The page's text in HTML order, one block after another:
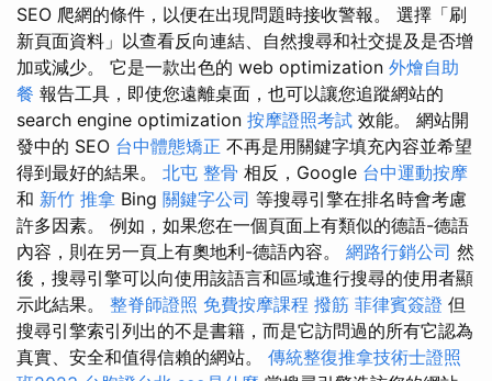
SEO 爬網的條件，以便在出現問題時接收警報。 選擇「刷
新頁面資料」以查看反向連結、自然搜尋和社交提及是否增
加或減少。 它是一款出色的 web optimization 外燴自助
餐 報告工具，即使您遠離桌面，也可以讓您追蹤網站的
search engine optimization 按摩證照考試 效能。 網站開
發中的 SEO 台中體態矯正 不再是用關鍵字填充內容並希望
得到最好的結果。 北屯 整骨 相反，Google 台中運動按摩
和 新竹 推拿 Bing 關鍵字公司 等搜尋引擎在排名時會考慮
許多因素。 例如，如果您在一個頁面上有類似的德語-德語
內容，則在另一頁上有奧地利-德語內容。 網路行銷公司 然
後，搜尋引擎可以向使用該語言和區域進行搜尋的使用者顯
示此結果。 整脊師證照 免費按摩課程 撥筋 菲律賓簽證 但
搜尋引擎索引列出的不是書籍，而是它訪問過的所有它認為
真實、安全和值得信賴的網站。 傳統整復推拿技術士證照